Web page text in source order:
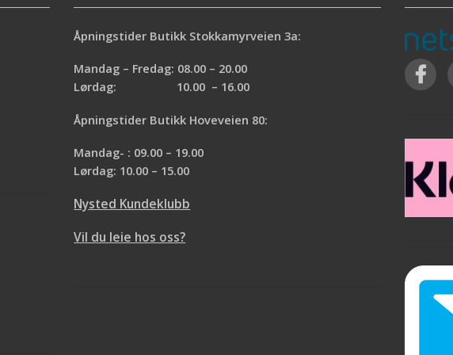
Åpningstider Butikk Stokkamyrveien 3a:
Mandag – Fredag: 08.00 – 20.00
Lørdag: 10.00 – 16.00
Åpningstider Butikk Hoveveien 80:
Mandag- : 09.00 – 19.00
Lørdag: 10.00 – 15.00
Nysted Kundeklubb
Vil du leie hos oss?